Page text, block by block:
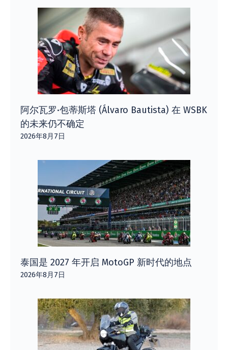
阿尔瓦罗·包蒂斯塔 (Álvaro Bautista) 在 WSBK
的未来仍不确定
2026年8月7日
泰国是 2027 年开启 MotoGP 新时代的地点
2026年8月7日